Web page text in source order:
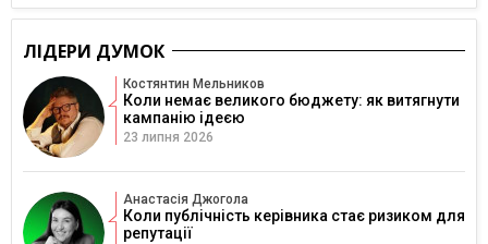
ЛІДЕРИ ДУМОК
Костянтин Мельников
Коли немає великого бюджету: як витягнути
кампанію ідеєю
23 липня 2026
Анастасія Джогола
Коли публічність керівника стає ризиком для
репутації